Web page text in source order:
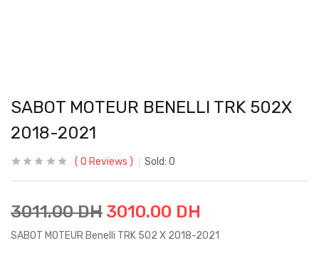
SABOT MOTEUR BENELLI TRK 502X
2018-2021
0 Reviews Sold: 0
3011.00DH 3010.00 DH
SABOT MOTEUR Benelli TRK 502 X 2018-2021